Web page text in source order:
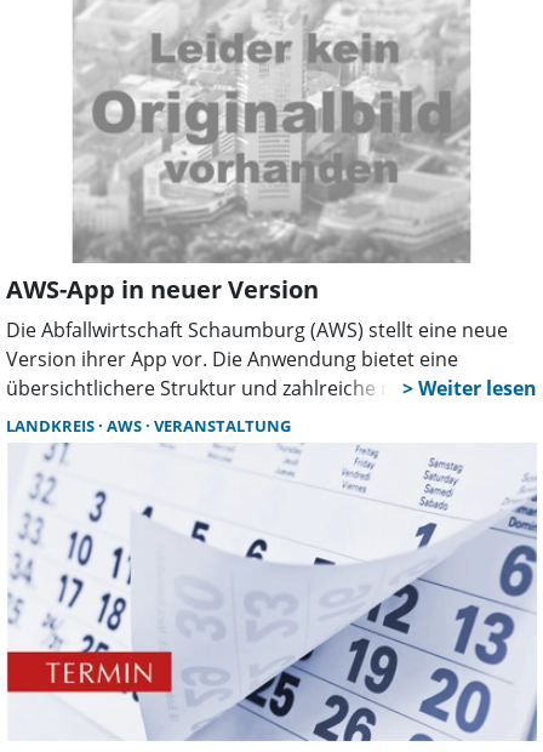
AWS-App in neuer Version
Die Abfallwirtschaft Schaumburg (AWS) stellt eine neue
Version ihrer App vor. Die Anwendung bietet eine
übersichtlichere Struktur und zahlreiche neue
Funktionen, die den Bürgern die Abfallentsorgung im
Landkreis Schaumburg erleichtern sollen.
LANDKREIS AWS VERANSTALTUNG